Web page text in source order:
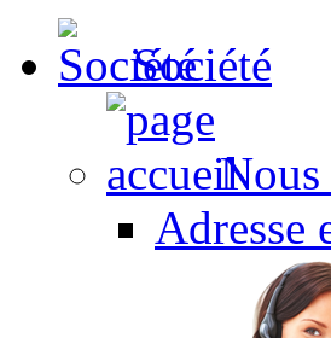
Société
Nous
Adresse